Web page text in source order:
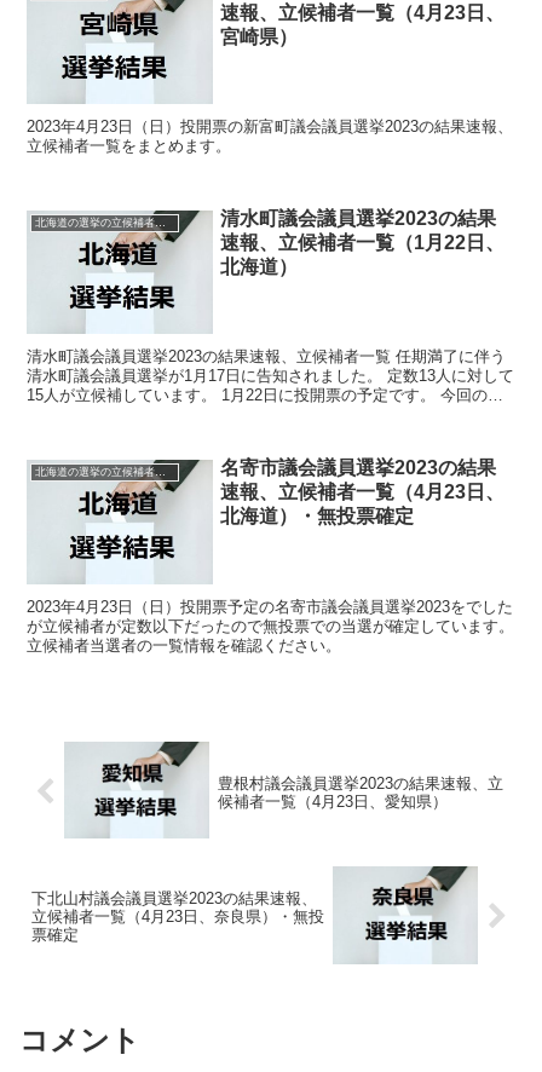
速報、立候補者一覧（4月23日、
宮崎県）
2023年4月23日（日）投開票の新富町議会議員選挙2023の結果速報、
立候補者一覧をまとめます。
北海道の選挙の立候補者と結果速報一覧
清水町議会議員選挙2023の結果
速報、立候補者一覧（1月22日、
北海道）
清水町議会議員選挙2023の結果速報、立候補者一覧 任期満了に伴う
清水町議会議員選挙が1月17日に告知されました。 定数13人に対して
15人が立候補しています。 1月22日に投開票の予定です。 今回の記
北海道の選挙の立候補者と結果速報一覧
名寄市議会議員選挙2023の結果
速報、立候補者一覧（4月23日、
北海道）・無投票確定
2023年4月23日（日）投開票予定の名寄市議会議員選挙2023をでした
が立候補者が定数以下だったので無投票での当選が確定しています。
立候補者当選者の一覧情報を確認ください。
豊根村議会議員選挙2023の結果速報、立
候補者一覧（4月23日、愛知県）
下北山村議会議員選挙2023の結果速報、
立候補者一覧（4月23日、奈良県）・無投
票確定
コメント